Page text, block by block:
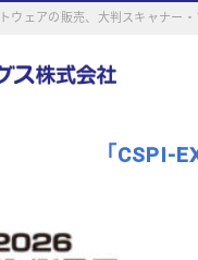
ウェアの販売、大判スキャナー
「CSPI-